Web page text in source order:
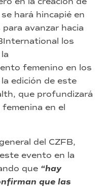
hará hincapié en
avanzar hacia
los
femenino en los
edición de este
que profundizará
en el
del CZFB,
evento en la
que “hay
que las